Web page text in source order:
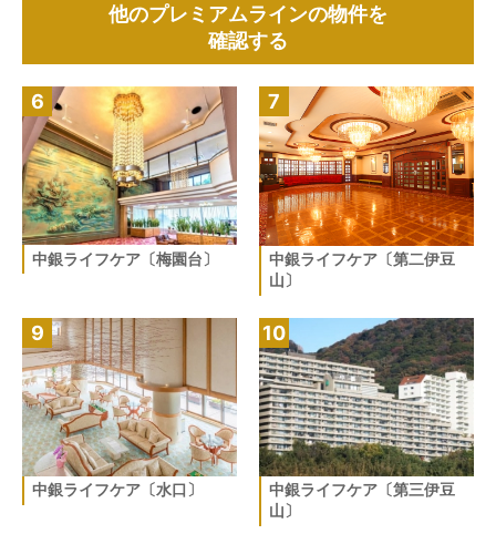
他のプレミアムラインの物件を
確認する
6
中銀ライフケア〔梅園台〕
10
中銀ライフケア〔第三伊豆
山〕
7
中銀ライフケア〔第二伊豆
山〕
9
中銀ライフケア〔水口〕